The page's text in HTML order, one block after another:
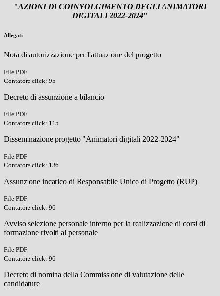
"AZIONI DI COINVOLGIMENTO DEGLI ANIMATORI
DIGITALI 2022-2024"
Allegati
Nota di autorizzazione per l'attuazione del progetto
File PDF
Contatore click: 95
Decreto di assunzione a bilancio
File PDF
Contatore click: 115
Disseminazione progetto "Animatori digitali 2022-2024"
File PDF
Contatore click: 136
Assunzione incarico di Responsabile Unico di Progetto (RUP)
File PDF
Contatore click: 96
Avviso selezione personale interno per la realizzazione di corsi di
formazione rivolti al personale
File PDF
Contatore click: 96
Decreto di nomina della Commissione di valutazione delle
candidature